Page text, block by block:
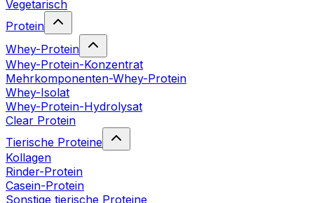
Vegetarisch
Protein
Whey-Protein
Whey-Protein-Konzentrat
Mehrkomponenten-Whey-Protein
Whey-Isolat
Whey-Protein-Hydrolysat
Clear Protein
Tierische Proteine
Kollagen
Rinder-Protein
Casein-Protein
Sonstige tierische Proteine